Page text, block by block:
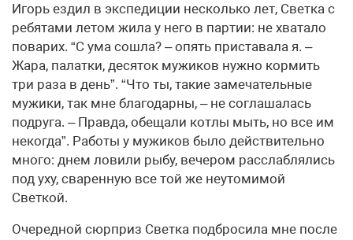
Игорь ездил в экспедиции несколько лет, Светка с
ребятами летом жила у него в партии: не хватало
поварих. “С ума сошла? – опять приставала я. –
Жара, палатки, десяток мужиков нужно кормить
три раза в день”. “Что ты, такие замечательные
мужики, так мне благодарны, – не соглашалась
подруга. – Правда, обещали котлы мыть, но все им
некогда”. Работы у мужиков было действительно
много: днем ловили рыбу, вечером расслаблялись
под уху, сваренную все той же неутомимой
Светкой.
Очередной сюрприз Светка подбросила мне после